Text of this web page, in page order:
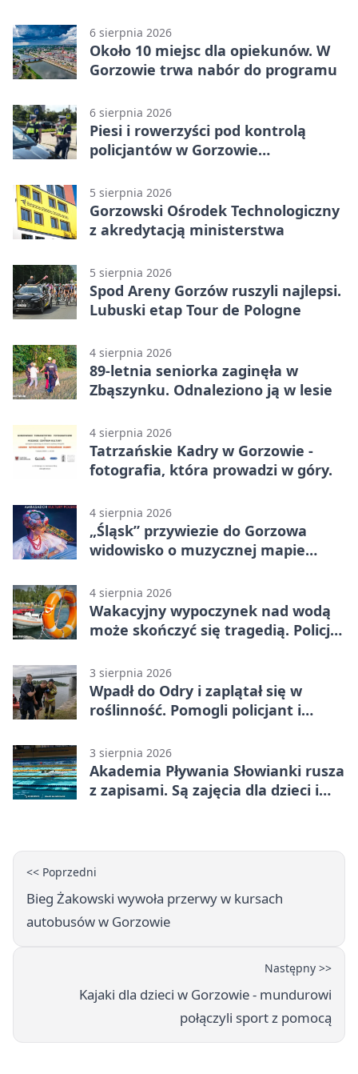
6 sierpnia 2026
Około 10 miejsc dla opiekunów. W
Gorzowie trwa nabór do programu
6 sierpnia 2026
Piesi i rowerzyści pod kontrolą
policjantów w Gorzowie
5 sierpnia 2026
Gorzowski Ośrodek Technologiczny
z akredytacją ministerstwa
5 sierpnia 2026
Spod Areny Gorzów ruszyli najlepsi.
Lubuski etap Tour de Pologne
4 sierpnia 2026
89-letnia seniorka zaginęła w
Zbąszynku. Odnaleziono ją w lesie
4 sierpnia 2026
Tatrzańskie Kadry w Gorzowie -
fotografia, która prowadzi w góry.
4 sierpnia 2026
„Śląsk” przywiezie do Gorzowa
widowisko o muzycznej mapie
4 sierpnia 2026
Wakacyjny wypoczynek nad wodą
może skończyć się tragedią. Policja
3 sierpnia 2026
Wpadł do Odry i zaplątał się w
roślinność. Pomogli policjant i
3 sierpnia 2026
Akademia Pływania Słowianki rusza
z zapisami. Są zajęcia dla dzieci i
<< Poprzedni
Bieg Żakowski wywoła przerwy w kursach
autobusów w Gorzowie
Następny >>
Kajaki dla dzieci w Gorzowie - mundurowi
połączyli sport z pomocą